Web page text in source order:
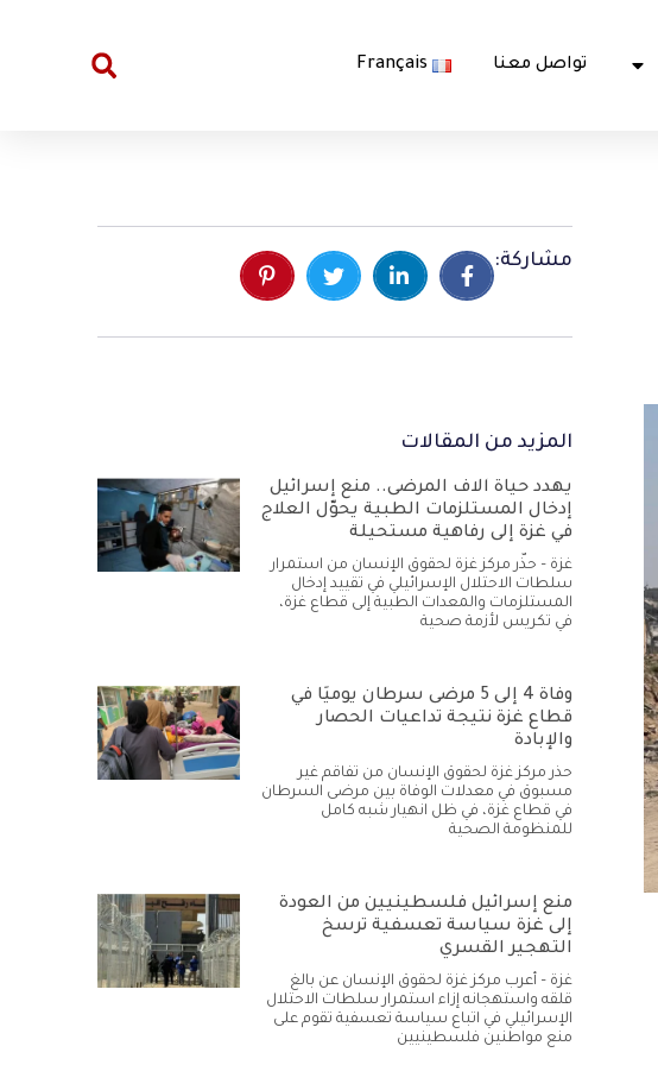
تواصل معنا Français
مشاركة:
المزيد من المقالات
يهدد حياة آلاف المرضى.. منع إسرائيل
إدخال المستلزمات الطبية يحوّل العلاج
في غزة إلى رفاهية مستحيلة
غزة – حذّر مركز غزة لحقوق الإنسان من استمرار
سلطات الاحتلال الإسرائيلي في تقييد إدخال
المستلزمات والمعدات الطبية إلى قطاع غزة،
في تكريس لأزمة صحية
وفاة 4 إلى 5 مرضى سرطان يوميًا في
قطاع غزة نتيجة تداعيات الحصار
والإبادة
حذر مركز غزة لحقوق الإنسان من تفاقم غير
مسبوق في معدلات الوفاة بين مرضى السرطان
في قطاع غزة، في ظل انهيار شبه كامل
للمنظومة الصحية
منع إسرائيل فلسطينيين من العودة
إلى غزة سياسة تعسفية ترسخ
التهجير القسري
غزة – أعرب مركز غزة لحقوق الإنسان عن بالغ
قلقه واستهجانه إزاء استمرار سلطات الاحتلال
الإسرائيلي في اتباع سياسة تعسفية تقوم على
منع مواطنين فلسطينيين